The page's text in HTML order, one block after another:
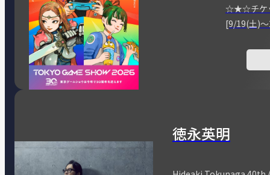
☆★☆チケ
[9/19(土)
徳永英明